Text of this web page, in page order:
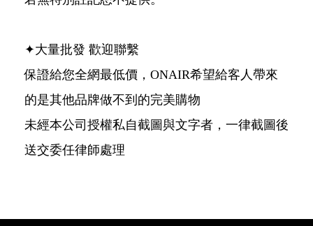
✦大量批發 歡迎聯繫
保證給您全網最低價，ONAIR希望給客人帶來
的是其他品牌做不到的完美購物
未經本公司授權私自截圖與文字者，一律截圖後
送交委任律師處理